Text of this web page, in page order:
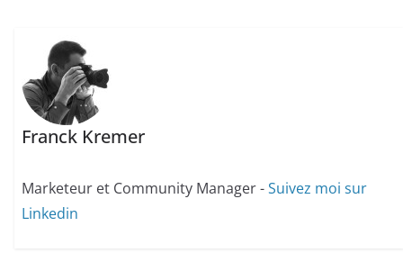
Franck Kremer
Marketeur et Community Manager -Suivez moi sur
Linkedin